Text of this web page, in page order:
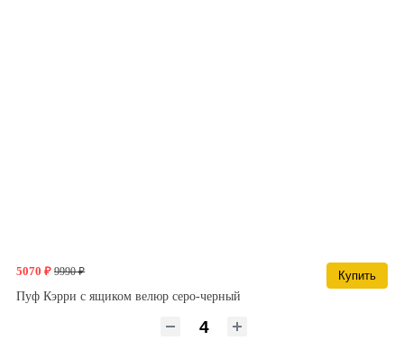
5070 ₽ 9990 ₽
Купить
Пуф Кэрри с ящиком велюр серо-черный